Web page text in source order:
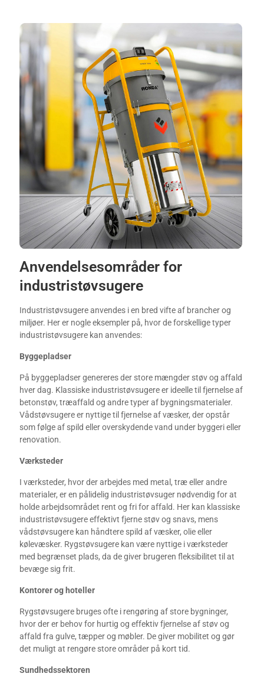
Anvendelsesområder for
industristøvsugere
Industristøvsugere anvendes i en bred vifte af brancher og
miljøer. Her er nogle eksempler på, hvor de forskellige typer
industristøvsugere kan anvendes:
Byggepladser
På byggepladser genereres der store mængder støv og affald
hver dag. Klassiske industristøvsugere er ideelle til fjernelse af
betonstøv, træaffald og andre typer af bygningsmaterialer.
Vådstøvsugere er nyttige til fjernelse af væsker, der opstår
som følge af spild eller overskydende vand under byggeri eller
renovation.
Værksteder
I værksteder, hvor der arbejdes med metal, træ eller andre
materialer, er en pålidelig industristøvsuger nødvendig for at
holde arbejdsområdet rent og fri for affald. Her kan klassiske
industristøvsugere effektivt fjerne støv og snavs, mens
vådstøvsugere kan håndtere spild af væsker, olie eller
kølevæsker. Rygstøvsugere kan være nyttige i værksteder
med begrænset plads, da de giver brugeren fleksibilitet til at
bevæge sig frit.
Kontorer og hoteller
Rygstøvsugere bruges ofte i rengøring af store bygninger,
hvor der er behov for hurtig og effektiv fjernelse af støv og
affald fra gulve, tæpper og møbler. De giver mobilitet og gør
det muligt at rengøre store områder på kort tid.
Sundhedssektoren